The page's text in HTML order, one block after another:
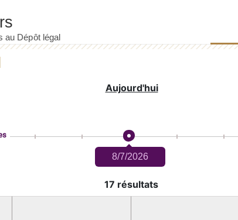
Aujourd'hui
8/7/2026
17 résultats